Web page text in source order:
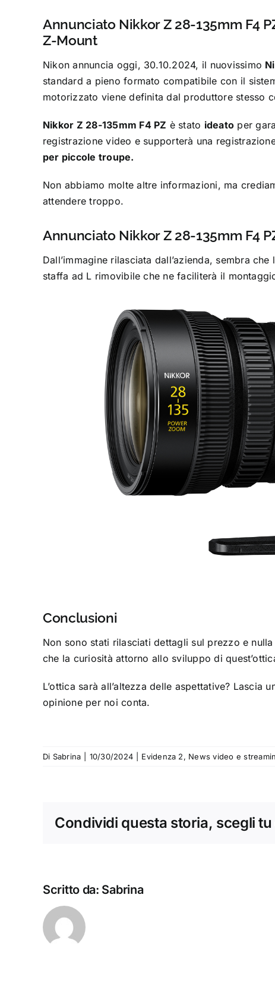
Annunciato Nikkor Z 28-135mm F4
Z-Mount
Nikon annuncia oggi, 30.10.2024, il nuovissimo
standard a pieno formato compatibile con il
motorizzato viene definita dal produttore stesso
Nikkor Z 28-135mm F4 PZ è stato ideato per
registrazione video e supporterà una
per piccole troupe.
Non abbiamo molte altre informazioni, ma
attendere troppo.
Annunciato Nikkor Z 28-135mm F4
Dall’immagine rilasciata dall’azienda, sembra
staffa ad L rimovibile che ne faciliterà il
Conclusioni
Non sono stati rilasciati dettagli sul prezzo e
che la curiosità attorno allo sviluppo di
L’ottica sarà all’altezza delle aspettative? Lascia
opinione per noi conta.
Di Sabrina 10/30/2024 Evidenza 2, News video e
Condividi questa storia, scegli
Scritto da: Sabrina